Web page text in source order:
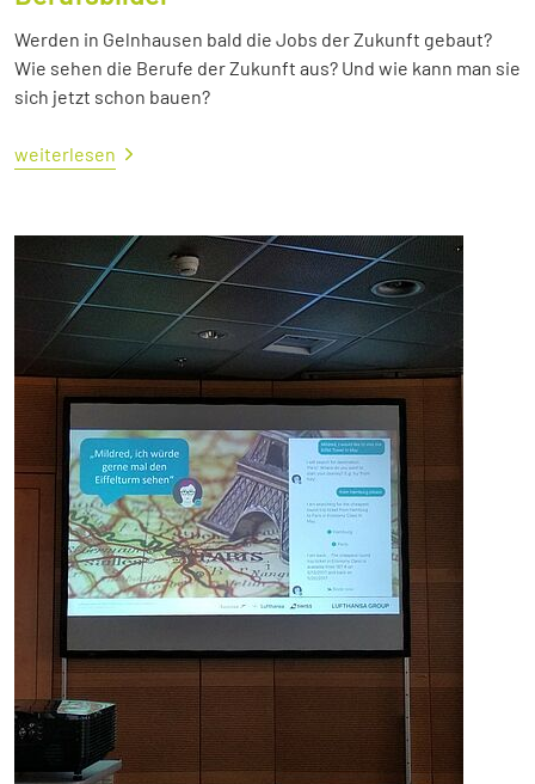
Werden in Gelnhausen bald die Jobs der Zukunft gebaut?
Wie sehen die Berufe der Zukunft aus? Und wie kann man sie
sich jetzt schon bauen?
weiterlesen